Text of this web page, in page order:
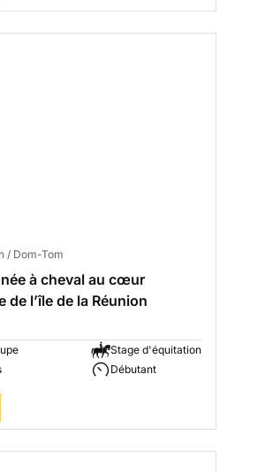
/ Dom-Tom
à cheval au cœur
de l’île de la Réunion
Stage d'équitation
Débutant